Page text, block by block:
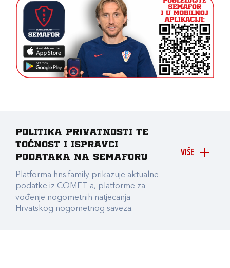
VIŠE
Politika privatnosti te
točnost i ispravci
podataka na Semaforu
Platforma hns.family prikazuje aktualne
podatke iz COMET-a, platforme za
vođenje nogometnih natjecanja
Hrvatskog nogometnog saveza.